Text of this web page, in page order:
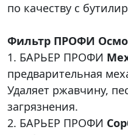
по качеству с
Фильтр ПРОФИ Осмо
1. БАРЬЕР ПРОФИ
предварительная
Удаляет ржавчину,
загрязнения.
2. БАРЬЕР ПРОФИ